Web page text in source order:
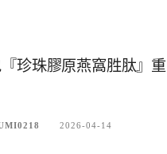
珍珠膠原燕窩胜肽』
2026-04-14